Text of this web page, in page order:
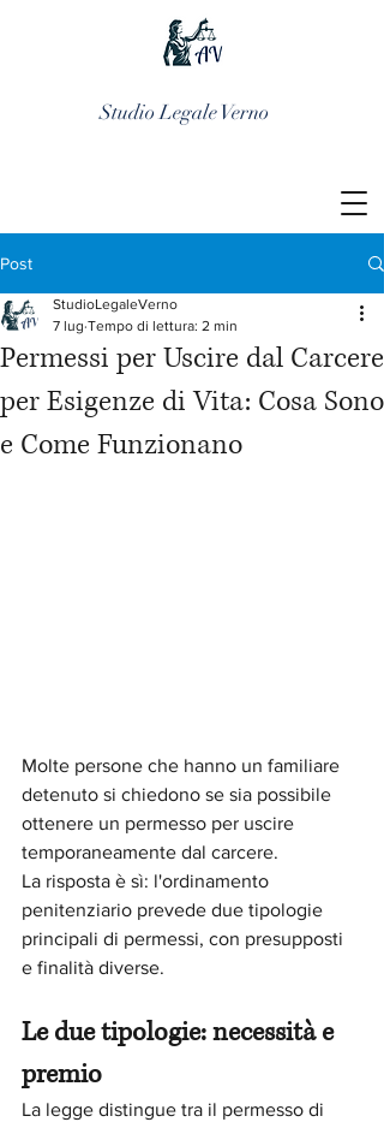
Studio Legale Verno
Post
Permessi per Uscire dal Carcere
per Esigenze di Vita: Cosa Sono
e Come Funzionano
StudioLegaleVerno
7 lug Tempo di lettura: 2 min
Molte persone che hanno un familiare
detenuto si chiedono se sia possibile
ottenere un permesso per uscire
temporaneamente dal carcere.
La risposta è sì: l'ordinamento
penitenziario prevede due tipologie
principali di permessi, con presupposti
e finalità diverse.
Le due tipologie: necessità e
premio
La legge distingue tra il permesso di